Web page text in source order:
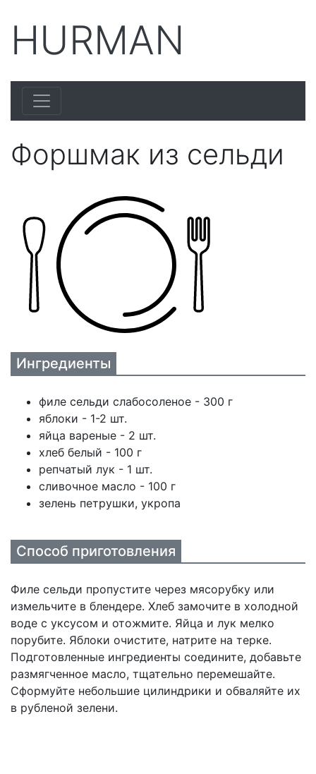
HURMAN
Форшмак из сельди
Ингредиенты
филе сельди слабосоленое - 300 г
яблоки - 1-2 шт.
яйца вареные - 2 шт.
хлеб белый - 100 г
репчатый лук - 1 шт.
сливочное масло - 100 г
зелень петрушки, укропа
Способ приготовления
Филе сельди пропустите через мясорубку или
измельчите в блендере. Хлеб замочите в холодной
воде с уксусом и отожмите. Яйца и лук мелко
порубите. Яблоки очистите, натрите на терке.
Подготовленные ингредиенты соедините, добавьте
размягченное масло, тщательно перемешайте.
Сформуйте небольшие цилиндрики и обваляйте их
в рубленой зелени.